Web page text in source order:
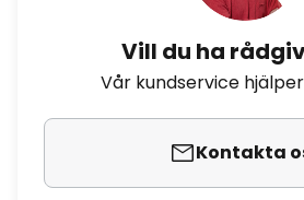
Vill du ha
Vår kundservice
Kontakta